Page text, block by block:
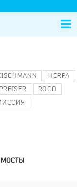
HERPA
PREISER
ROCO
МОСТЫ